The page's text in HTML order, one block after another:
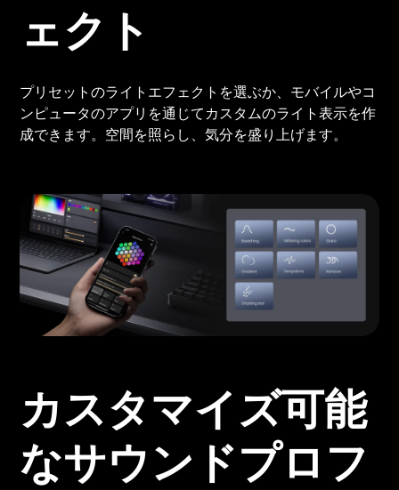
ェクト
プリセットのライトエフェクトを選ぶか、モバイルやコ
ンピュータのアプリを通じてカスタムのライト表示を作
成できます。空間を照らし、気分を盛り上げます。
カスタマイズ可能
なサウンドプロフ